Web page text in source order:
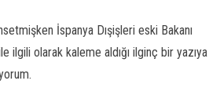
İspanya Dışişleri eski Bakanı
ilgili olarak kaleme aldığı ilginç bir yazıya